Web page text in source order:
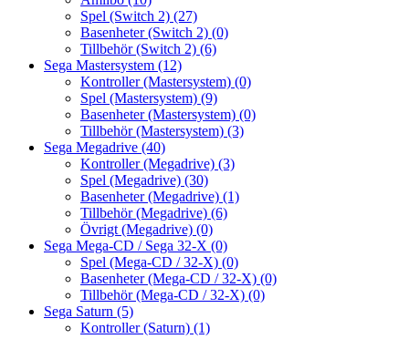
Spel (Switch 2) (27)
Basenheter (Switch 2) (0)
Tillbehör (Switch 2) (6)
Sega Mastersystem (12)
Kontroller (Mastersystem) (0)
Spel (Mastersystem) (9)
Basenheter (Mastersystem) (0)
Tillbehör (Mastersystem) (3)
Sega Megadrive (40)
Kontroller (Megadrive) (3)
Spel (Megadrive) (30)
Basenheter (Megadrive) (1)
Tillbehör (Megadrive) (6)
Övrigt (Megadrive) (0)
Sega Mega-CD / Sega 32-X (0)
Spel (Mega-CD / 32-X) (0)
Basenheter (Mega-CD / 32-X) (0)
Tillbehör (Mega-CD / 32-X) (0)
Sega Saturn (5)
Kontroller (Saturn) (1)